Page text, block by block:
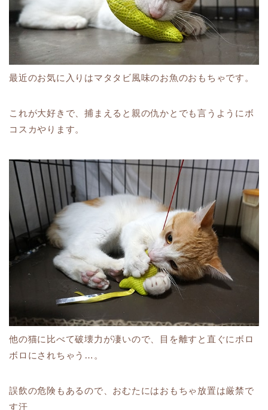
最近のお気に入りはマタタビ風味のお魚のおもちゃです。
これが大好きで、捕まえると親の仇かとでも言うようにボ
コスカやります。
他の猫に比べて破壊力が凄いので、目を離すと直ぐにボロ
ボロにされちゃう…。
誤飲の危険もあるので、おむたにはおもちゃ放置は厳禁で
す汗